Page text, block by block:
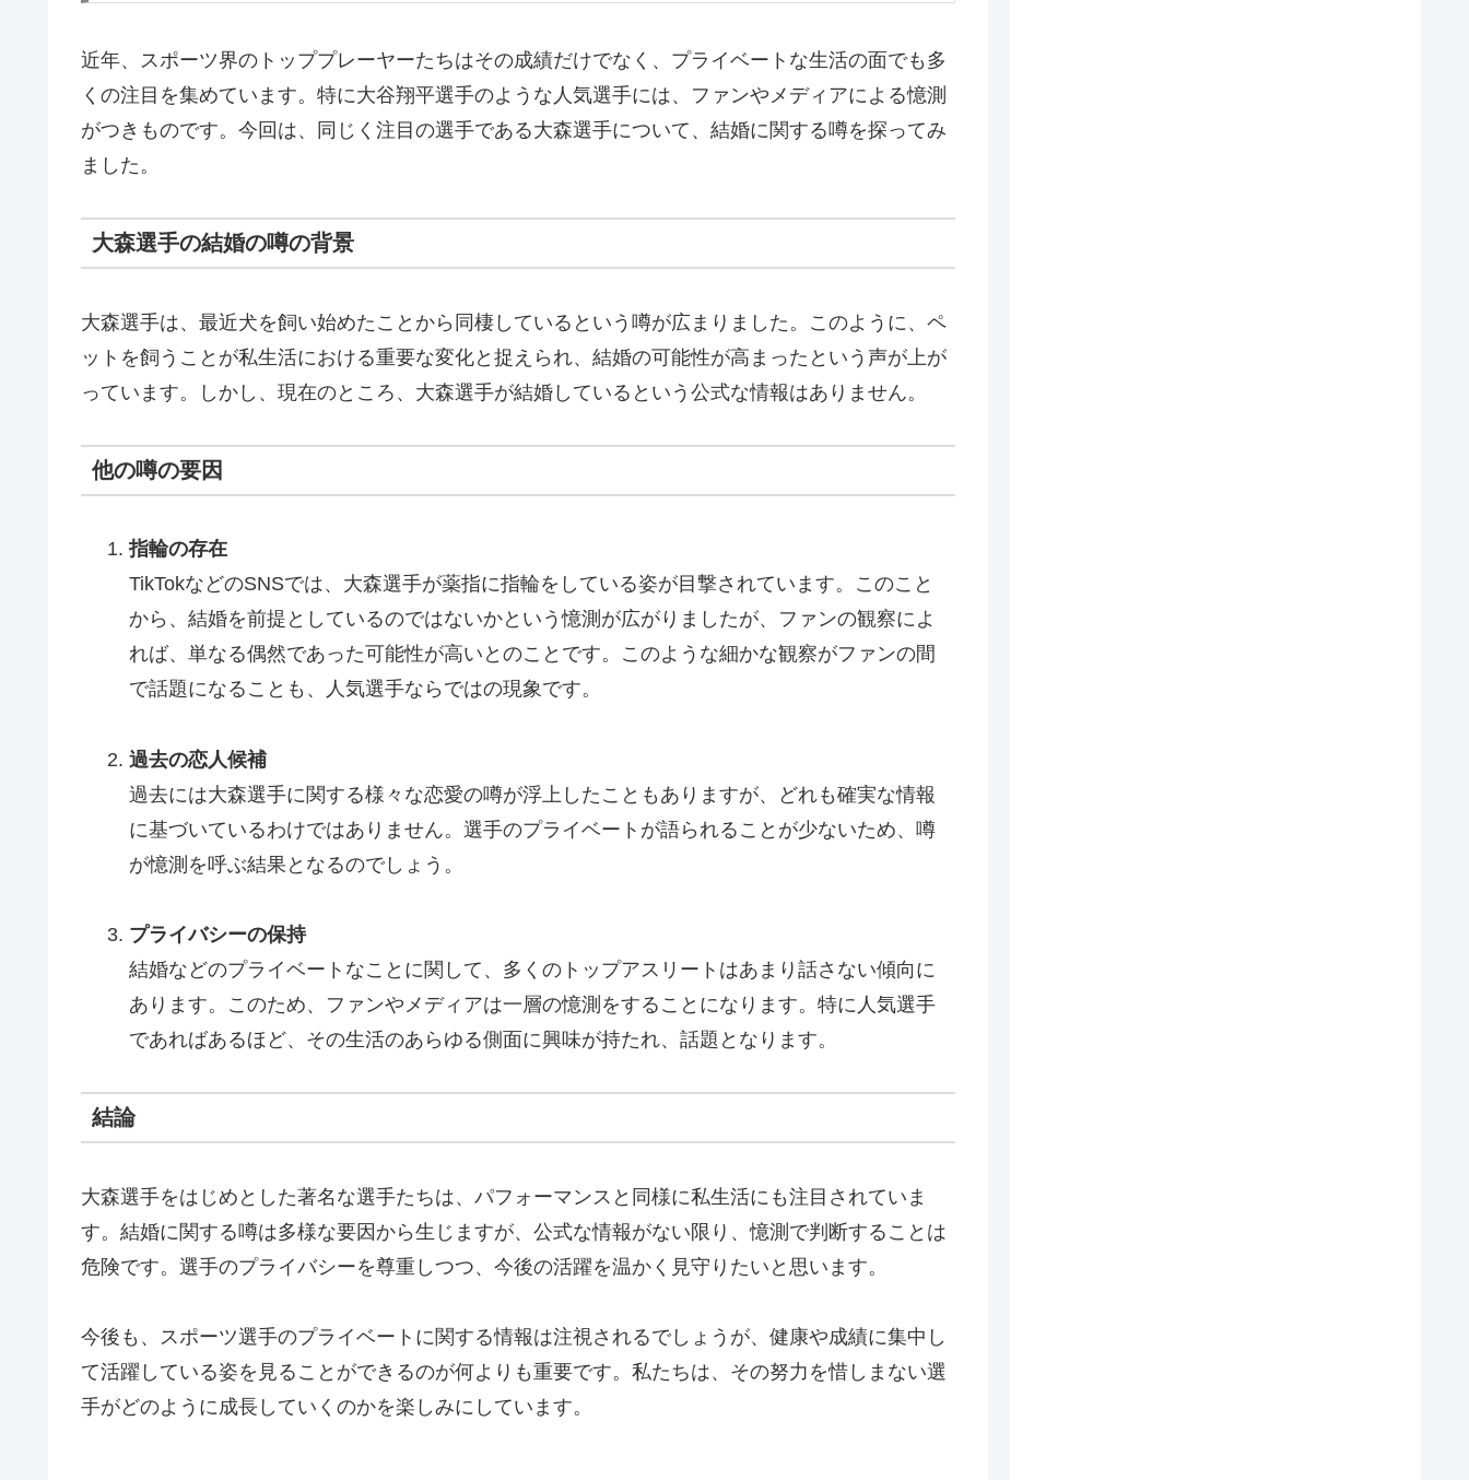
近年、スポーツ界のトッププレーヤーたちはその成績だけでなく、プライベートな生活の面でも多
くの注目を集めています。特に大谷翔平選手のような人気選手には、ファンやメディアによる憶測
がつきものです。今回は、同じく注目の選手である大森選手について、結婚に関する噂を探ってみ
ました。
大森選手の結婚の噂の背景
大森選手は、最近犬を飼い始めたことから同棲しているという噂が広まりました。このように、ペ
ットを飼うことが私生活における重要な変化と捉えられ、結婚の可能性が高まったという声が上が
っています。しかし、現在のところ、大森選手が結婚しているという公式な情報はありません。
他の噂の要因
指輪の存在
TikTokなどのSNSでは、大森選手が薬指に指輪をしている姿が目撃されています。このこと
から、結婚を前提としているのではないかという憶測が広がりましたが、ファンの観察によ
れば、単なる偶然であった可能性が高いとのことです。このような細かな観察がファンの間
で話題になることも、人気選手ならではの現象です。
過去の恋人候補
過去には大森選手に関する様々な恋愛の噂が浮上したこともありますが、どれも確実な情報
に基づいているわけではありません。選手のプライベートが語られることが少ないため、噂
が憶測を呼ぶ結果となるのでしょう。
プライバシーの保持
結婚などのプライベートなことに関して、多くのトップアスリートはあまり話さない傾向に
あります。このため、ファンやメディアは一層の憶測をすることになります。特に人気選手
であればあるほど、その生活のあらゆる側面に興味が持たれ、話題となります。
結論
大森選手をはじめとした著名な選手たちは、パフォーマンスと同様に私生活にも注目されていま
す。結婚に関する噂は多様な要因から生じますが、公式な情報がない限り、憶測で判断することは
危険です。選手のプライバシーを尊重しつつ、今後の活躍を温かく見守りたいと思います。
今後も、スポーツ選手のプライベートに関する情報は注視されるでしょうが、健康や成績に集中し
て活躍している姿を見ることができるのが何よりも重要です。私たちは、その努力を惜しまない選
手がどのように成長していくのかを楽しみにしています。